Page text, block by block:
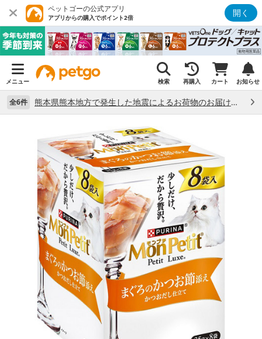
ペットゴーの公式アプリ
アプリからの購入でポイント2倍 開く
メニュー 検索 再購入 カート お知らせ
全6件 熊本県熊本地方で発生した地震によるお荷物のお届け状況について （7/28）